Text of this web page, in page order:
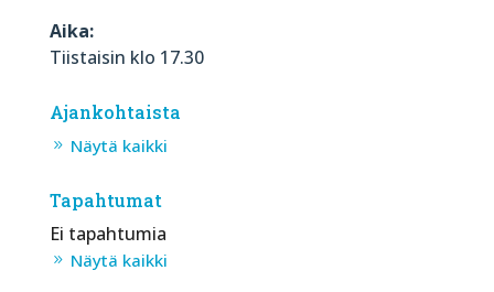
Aika:
Tiistaisin klo 17.30
Ajankohtaista
Näytä kaikki
Tapahtumat
Ei tapahtumia
Näytä kaikki